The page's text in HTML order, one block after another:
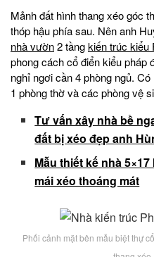
Mảnh đất hình thang xéo góc
thóp hậu phía sau. Nên anh
nhà vườn2 tầngkiến trúc kiểu
phong cách cổ điển kiểu pháp
nghỉ ngơi cần 4 phòng ngủ.
1 phòng thờ và các phòng vệ
Tư vấn xây nhà bề
đất bị xéo đẹp anh
Mẫu thiết kế nhà
mái xéo thoáng mát
Phối cảnh mặt bên mẫu biệt thự